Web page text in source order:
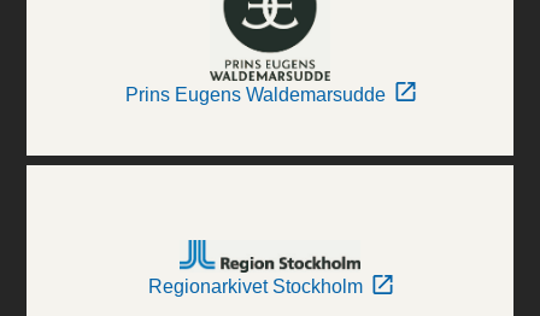
Prins Eugens Waldemarsudde
Regionarkivet Stockholm